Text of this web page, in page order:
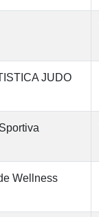
JUDO
Wellness